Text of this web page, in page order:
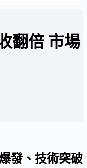
翻倍 市場
發、技術突破